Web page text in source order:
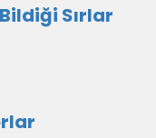
Sırlar